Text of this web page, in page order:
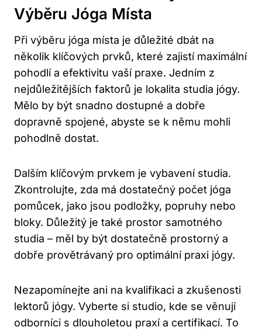
Výběru Jóga Místa
Při výběru jóga místa je důležité dbát na
několik klíčových prvků, které zajistí maximální
pohodlí a efektivitu vaší praxe. Jedním z
nejdůležitějších faktorů je lokalita studia jógy.
Mělo by být snadno dostupné a dobře
dopravně spojené, abyste se k němu mohli
pohodlně dostat.
Dalším klíčovým prvkem je vybavení studia.
Zkontrolujte, zda má dostatečný počet jóga
pomůcek, jako jsou podložky, popruhy nebo
bloky. Důležitý je také prostor samotného
studia – měl by být dostatečně prostorný a
dobře provětrávaný pro optimální praxi jógy.
Nezapomínejte ani na kvalifikaci a zkušenosti
lektorů jógy. Vyberte si studio, kde se věnují
odborníci s dlouholetou praxí a certifikací. To